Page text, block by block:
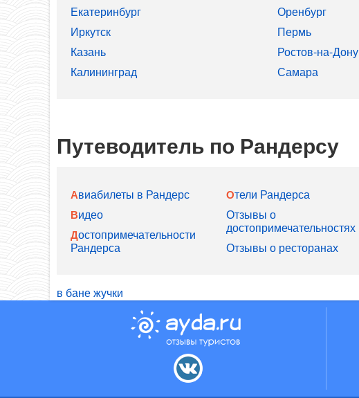
Екатеринбург
Иркутск
Казань
Калининград
Оренбург
Пермь
Ростов-на-Дону
Самара
Путеводитель по Рандерсу
Авиабилеты в Рандерс
Видео
Достопримечательности
Рандерса
Отели Рандерса
Отзывы о
достопримечательностях
Отзывы о ресторанах
в бане жучки